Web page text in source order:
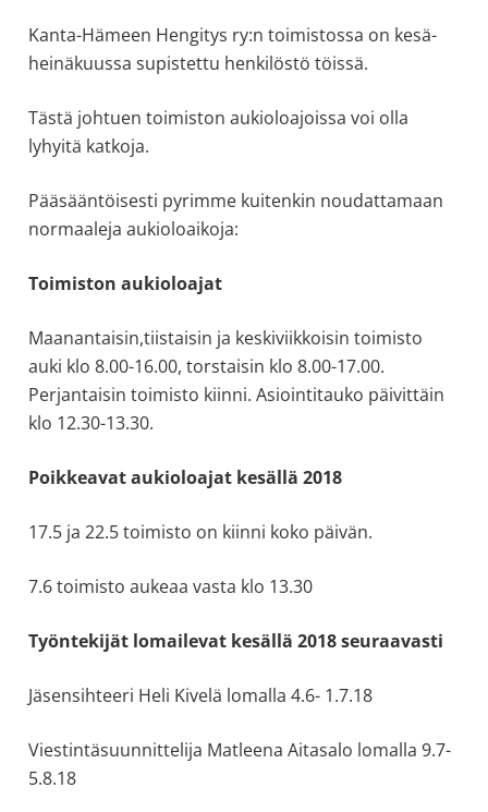
Kanta-Hämeen Hengitys ry:n toimistossa on kesä-
heinäkuussa supistettu henkilöstö töissä.
Tästä johtuen toimiston aukioloajoissa voi olla
lyhyitä katkoja.
Pääsääntöisesti pyrimme kuitenkin noudattamaan
normaaleja aukioloaikoja:
Toimiston aukioloajat
Maanantaisin,tiistaisin ja keskiviikkoisin toimisto
auki klo 8.00-16.00, torstaisin klo 8.00-17.00.
Perjantaisin toimisto kiinni. Asiointitauko päivittäin
klo 12.30-13.30.
Poikkeavat aukioloajat kesällä 2018
17.5 ja 22.5 toimisto on kiinni koko päivän.
7.6 toimisto aukeaa vasta klo 13.30
Työntekijät lomailevat kesällä 2018 seuraavasti
Jäsensihteeri Heli Kivelä lomalla 4.6- 1.7.18
Viestintäsuunnittelija Matleena Aitasalo lomalla 9.7-
5.8.18